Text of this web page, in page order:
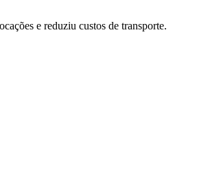
e reduziu custos de transporte.